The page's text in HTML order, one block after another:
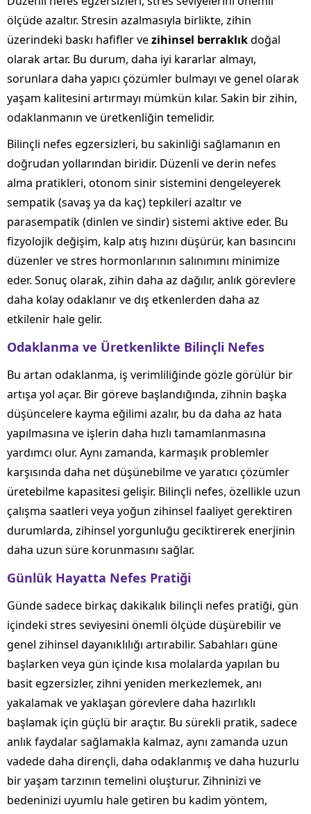
ölçüde azaltır. Stresin azalmasıyla birlikte, zihin
üzerindeki baskı hafifler vezihinsel berraklıkdoğal
olarak artar. Bu durum, daha iyi kararlar almayı,
sorunlara daha yapıcı çözümler bulmayı ve genel olarak
yaşam kalitesini artırmayı mümkün kılar. Sakin bir zihin,
odaklanmanın ve üretkenliğin temelidir.
Bilinçli nefes egzersizleri, bu sakinliği sağlamanın en
doğrudan yollarından biridir. Düzenli ve derin nefes
alma pratikleri, otonom sinir sistemini dengeleyerek
sempatik (savaş ya da kaç) tepkileri azaltır ve
parasempatik (dinlen ve sindir) sistemi aktive eder. Bu
fizyolojik değişim, kalp atış hızını düşürür, kan basıncını
düzenler ve stres hormonlarının salınımını minimize
eder. Sonuç olarak, zihin daha az dağılır, anlık görevlere
daha kolay odaklanır ve dış etkenlerden daha az
etkilenir hale gelir.
Odaklanma ve Üretkenlikte Bilinçli Nefes
Bu artan odaklanma, iş verimliliğinde gözle görülür bir
artışa yol açar. Bir göreve başlandığında, zihnin başka
düşüncelere kayma eğilimi azalır, bu da daha az hata
yapılmasına ve işlerin daha hızlı tamamlanmasına
yardımcı olur. Aynı zamanda, karmaşık problemler
karşısında daha net düşünebilme ve yaratıcı çözümler
üretebilme kapasitesi gelişir. Bilinçli nefes, özellikle uzun
çalışma saatleri veya yoğun zihinsel faaliyet gerektiren
durumlarda, zihinsel yorgunluğu geciktirerek enerjinin
daha uzun süre korunmasını sağlar.
Günlük Hayatta Nefes Pratiği
Günde sadece birkaç dakikalık bilinçli nefes pratiği, gün
içindeki stres seviyesini önemli ölçüde düşürebilir ve
genel zihinsel dayanıklılığı artırabilir. Sabahları güne
başlarken veya gün içinde kısa molalarda yapılan bu
basit egzersizler, zihni yeniden merkezlemek, anı
yakalamak ve yaklaşan görevlere daha hazırlıklı
başlamak için güçlü bir araçtır. Bu sürekli pratik, sadece
anlık faydalar sağlamakla kalmaz, aynı zamanda uzun
vadede daha dirençli, daha odaklanmış ve daha huzurlu
bir yaşam tarzının temelini oluşturur. Zihninizi ve
bedeninizi uyumlu hale getiren bu kadim yöntem,